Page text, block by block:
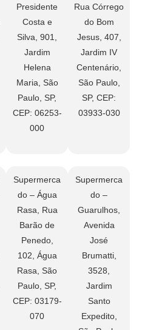
Presidente
Costa e
Silva, 901,
Jardim
Helena
Maria, São
Paulo, SP,
CEP: 06253-
000
Rua Córrego
do Bom
Jesus, 407,
Jardim IV
Centenário,
São Paulo,
SP, CEP:
03933-030
Supermerca
do – Água
Rasa, Rua
Barão de
Penedo,
102, Água
Rasa, São
Paulo, SP,
CEP: 03179-
070
Supermerca
do –
Guarulhos,
Avenida
José
Brumatti,
3528,
Jardim
Santo
Expedito,